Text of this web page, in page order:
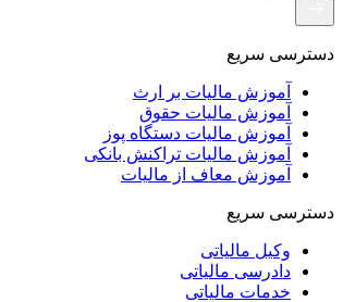
دسترسی سریع
آموزش مالیات بر ارث
آموزش مالیات حقوق
آموزش مالیات دستگاه پوز
آموزش مالیات تراکنش بانکی
آموزش معاف از مالیات
دسترسی سریع
وکیل مالیاتی
دادرسی مالیاتی
خدمات مالیاتی